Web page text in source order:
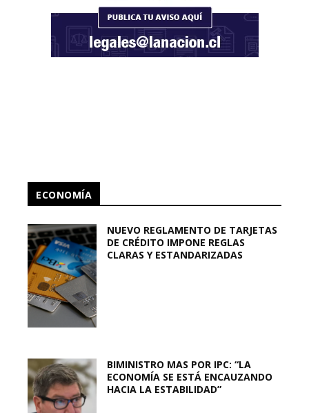
ECONOMÍA
NUEVO REGLAMENTO DE TARJETAS
DE CRÉDITO IMPONE REGLAS
CLARAS Y ESTANDARIZADAS
BIMINISTRO MAS POR IPC: “LA
ECONOMÍA SE ESTÁ ENCAUZANDO
HACIA LA ESTABILIDAD”